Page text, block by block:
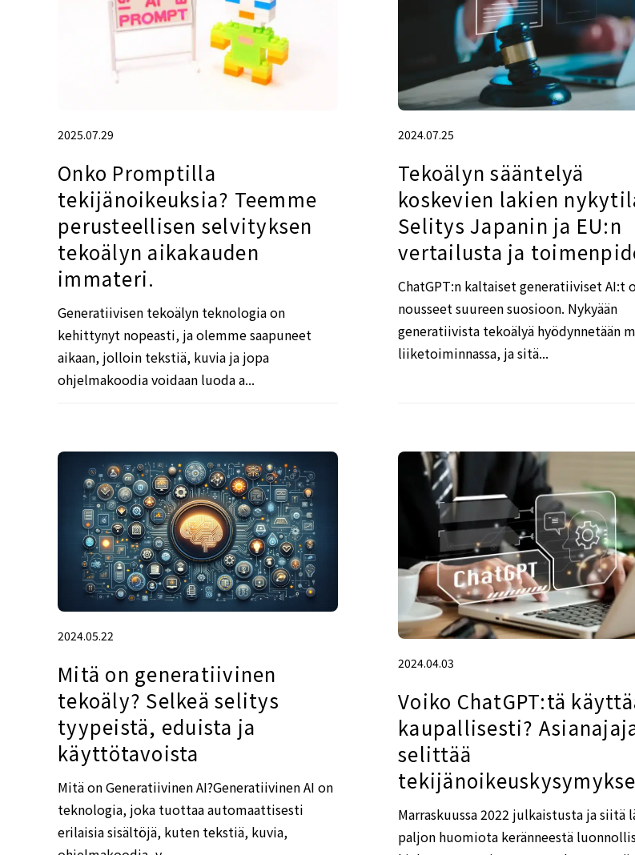
2025.07.29
Onko Promptilla
tekijänoikeuksia? Teemme
perusteellisen selvityksen
tekoälyn aikakauden
immateri.
Generatiivisen tekoälyn teknologia on
kehittynyt nopeasti, ja olemme saapuneet
aikaan, jolloin tekstiä, kuvia ja jopa
ohjelmakoodia voidaan luoda a...
2024.07.25
Tekoälyn sääntelyä
koskevien lakien
Selitys Japanin ja EU:n
vertailusta ja
ChatGPT:n kaltaiset generatiiviset AI:t
nousseet suureen suosioon. Nykyään
generatiivista tekoälyä hyödynnetään
liiketoiminnassa, ja sitä...
2024.05.22
Mitä on generatiivinen
tekoäly? Selkeä selitys
tyypeistä, eduista ja
käyttötavoista
Mitä on Generatiivinen AI?Generatiivinen AI on
teknologia, joka tuottaa automaattisesti
erilaisia sisältöjä, kuten tekstiä, kuvia,
2024.04.03
Voiko ChatGPT:tä
kaupallisesti?
selittää
Marraskuussa 2022 julkaistusta ja siitä
paljon huomiota keränneestä